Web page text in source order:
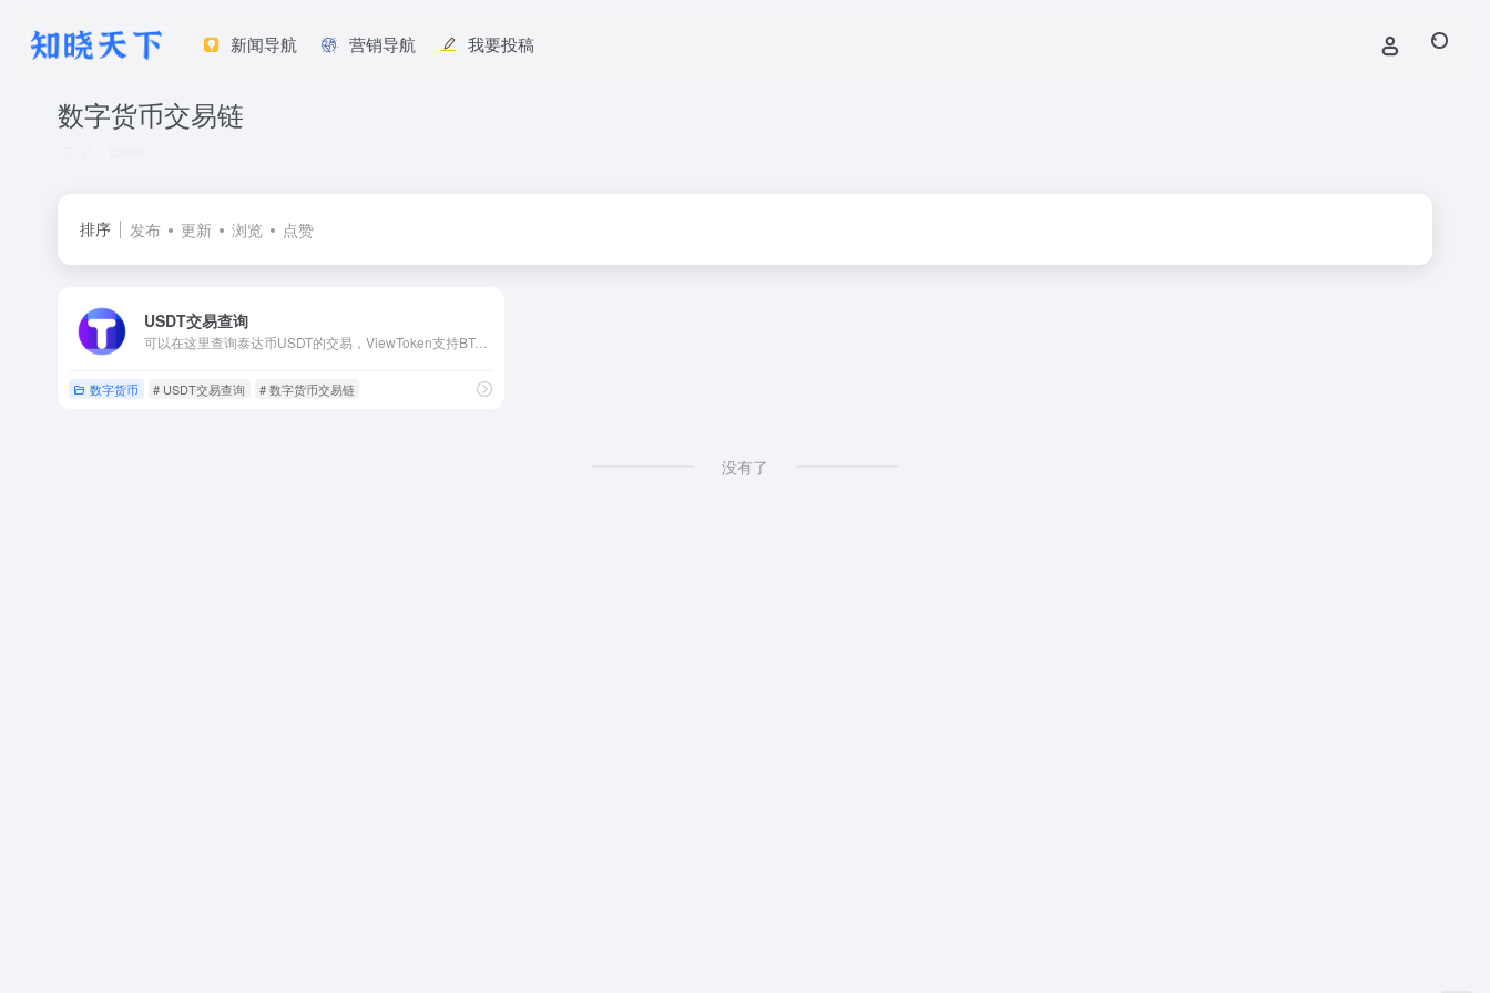
新闻导航 营销导航 我要投稿
数字货币交易链
排序 发布 更新 浏览 点赞
USDT交易查询
可以在这里查询泰达币USDT的交易，ViewToken支持BTC，ETH，USDT，TRX，BCH，BSV，ETC，LTC，DOGE，DASH，NEO，GAS，及ERC20，NEP5等多种加密货币资产。
数字货币 # USDT交易查询 # 数字货币交易链
没有了